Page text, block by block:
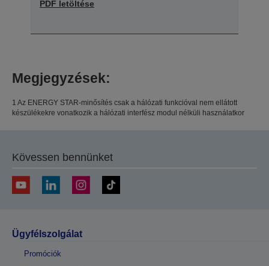
PDF letöltése
Megjegyzések:
1 Az ENERGY STAR-minősítés csak a hálózati funkcióval nem ellátott
készülékekre vonatkozik a hálózati interfész modul nélküli használatkor
Kövessen bennünket
Ügyfélszolgálat
Promóciók